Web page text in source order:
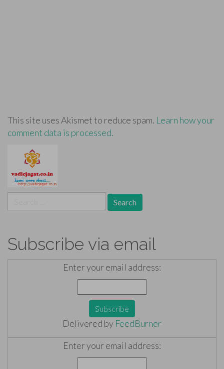
This site uses Akismet to reduce spam. Learn how your
comment data is processed.
for:
Subscribe via email
Enter your email address:
Delivered by FeedBurner
Enter your email address: